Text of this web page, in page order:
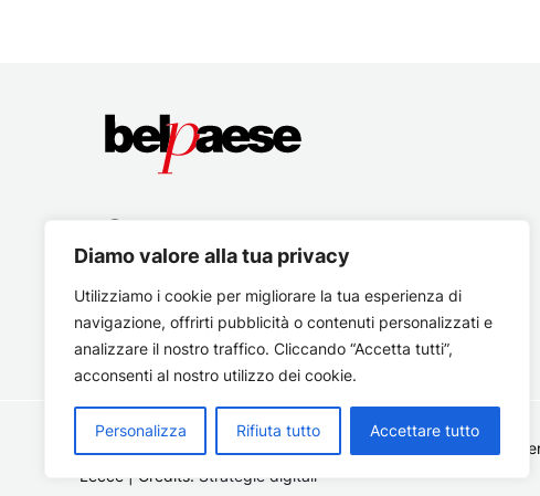
Diamo valore alla tua privacy
Utilizziamo i cookie per migliorare la tua esperienza di
navigazione, offrirti pubblicità o contenuti personalizzati e
analizzare il nostro traffico. Cliccando “Accetta tutti”,
acconsenti al nostro utilizzo dei cookie.
Personalizza Rifiuta tutto Accettare tutto
Copyright © 2026 Belpaese | Periodico d'informazione del
Lecce | Credits: Strategie digitali